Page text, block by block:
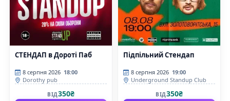
СТЕНДАП в Дороті Паб
8 серпня 2026 18:00
Dorothy pub
ВІД350₴
Підпільний Стендап
8 серпня 2026 19:00
Underground Standup Club
ВІД350₴